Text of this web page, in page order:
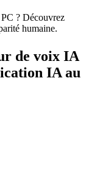
? Découvrez
humaine.
de voix IA
IA au